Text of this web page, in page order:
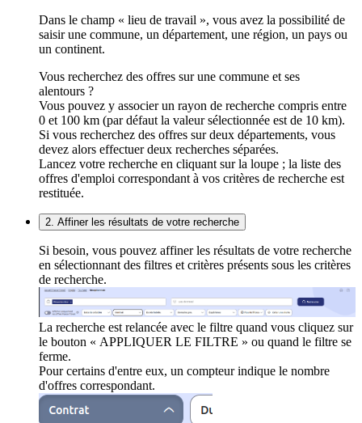
Dans le champ « lieu de travail », vous avez la possibilité de
saisir une commune, un département, une région, un pays ou
un continent.
Vous recherchez des offres sur une commune et ses
alentours ?
Vous pouvez y associer un rayon de recherche compris entre
0 et 100 km (par défaut la valeur sélectionnée est de 10 km).
Si vous recherchez des offres sur deux départements, vous
devez alors effectuer deux recherches séparées.
Lancez votre recherche en cliquant sur la loupe ; la liste des
offres d'emploi correspondant à vos critères de recherche est
restituée.
2. Affiner les résultats de votre recherche
Si besoin, vous pouvez affiner les résultats de votre recherche
en sélectionnant des filtres et critères présents sous les critères
de recherche.
La recherche est relancée avec le filtre quand vous cliquez sur
le bouton « APPLIQUER LE FILTRE » ou quand le filtre se
ferme.
Pour certains d'entre eux, un compteur indique le nombre
d'offres correspondant.